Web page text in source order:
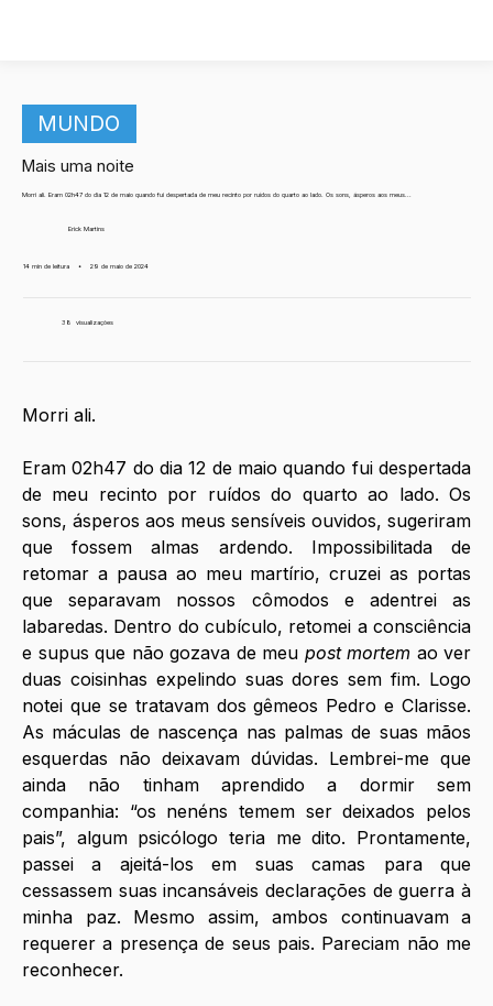
MUNDO
Mais uma noite
Morri ali. Eram 02h47 do dia 12 de maio quando fui despertada de meu recinto por ruídos do quarto ao lado. Os sons, ásperos aos meus...
Erick Martins
14 min de leitura • 29 de maio de 2024
38 visualizações
Morri ali.
Eram 02h47 do dia 12 de maio quando fui despertada
de meu recinto por ruídos do quarto ao lado. Os
sons, ásperos aos meus sensíveis ouvidos, sugeriram
que fossem almas ardendo. Impossibilitada de
retomar a pausa ao meu martírio, cruzei as portas
que separavam nossos cômodos e adentrei as
labaredas. Dentro do cubículo, retomei a consciência
e supus que não gozava de meu post mortem ao ver
duas coisinhas expelindo suas dores sem fim. Logo
notei que se tratavam dos gêmeos Pedro e Clarisse.
As máculas de nascença nas palmas de suas mãos
esquerdas não deixavam dúvidas. Lembrei-me que
ainda não tinham aprendido a dormir sem
companhia: “os nenéns temem ser deixados pelos
pais”, algum psicólogo teria me dito. Prontamente,
passei a ajeitá-los em suas camas para que
cessassem suas incansáveis declarações de guerra à
minha paz. Mesmo assim, ambos continuavam a
requerer a presença de seus pais. Pareciam não me
reconhecer.